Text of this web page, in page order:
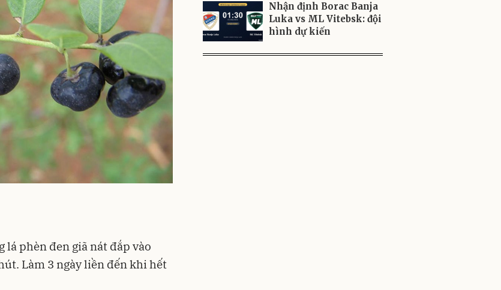
lá phèn đen giã nát đắp vào
Làm 3 ngày liền đến khi hết
Nhận định Borac Banja
Luka vs ML Vitebsk: đội
hình dự kiến